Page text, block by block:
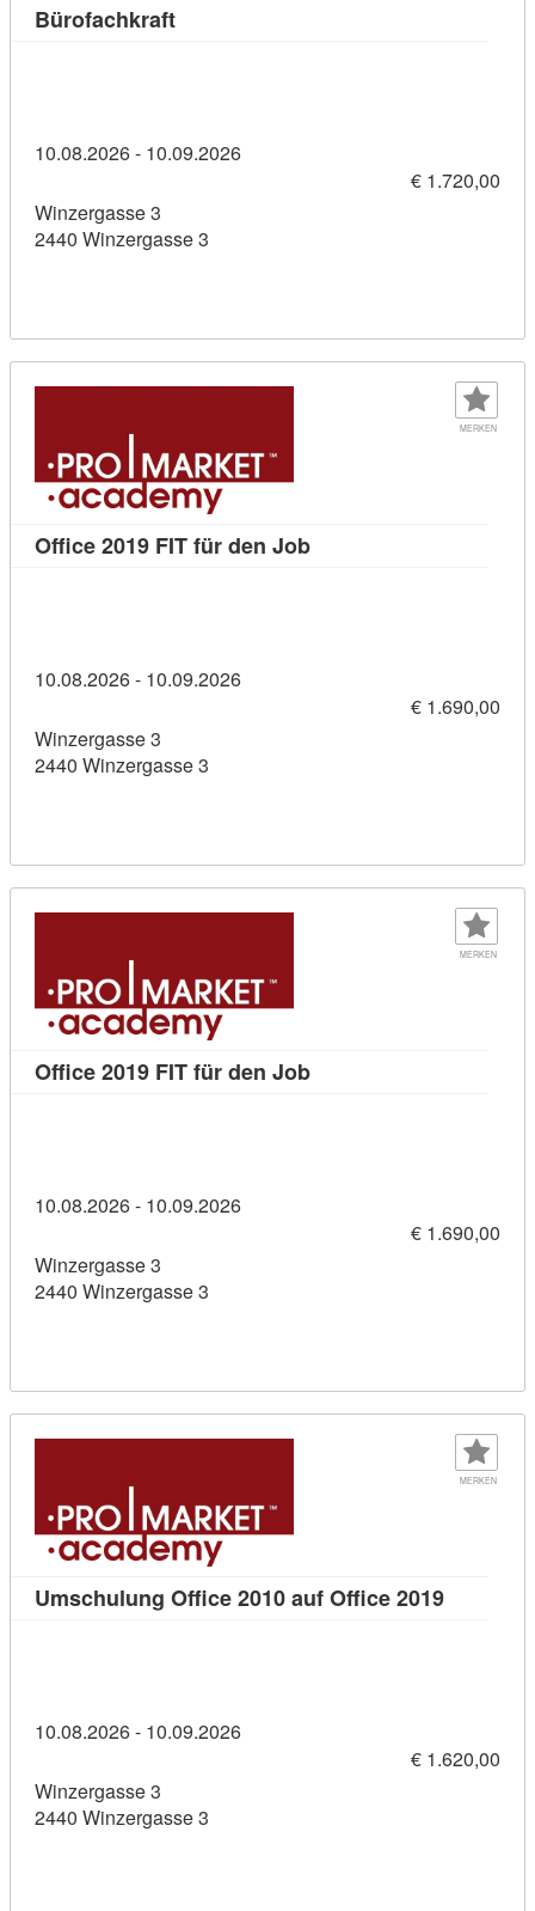
BürofachkraftKursdetail: Bürofachkraft (11436375)
10.08.2026 - 10.09.2026
€ 1.720,00
Winzergasse 3
2440 Winzergasse 3
MERKEN
Office 2019 FIT für den JobKursdetail: Office 2019
10.08.2026 - 10.09.2026
€ 1.690,00
Winzergasse 3
2440 Winzergasse 3
MERKEN
Office 2019 FIT für den JobKursdetail: Office 2019
10.08.2026 - 10.09.2026
€ 1.690,00
Winzergasse 3
2440 Winzergasse 3
MERKEN
Umschulung Office 2010 auf Office 2019
10.08.2026 - 10.09.2026
€ 1.620,00
Winzergasse 3
2440 Winzergasse 3